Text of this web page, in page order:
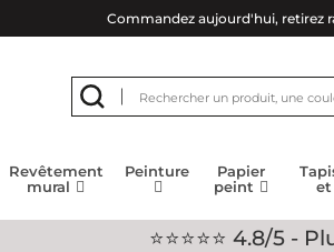
Commandez aujourd'hui, retirez
Revêtement
mural
Peinture
Papier
peint
et
⭐⭐⭐⭐⭐ 4.8/5 -